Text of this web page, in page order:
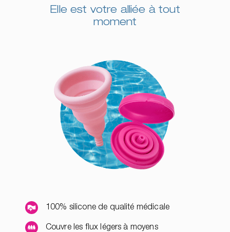
Elle est votre alliée à tout
moment
100% silicone de qualité médicale
Couvre les flux légers à moyens